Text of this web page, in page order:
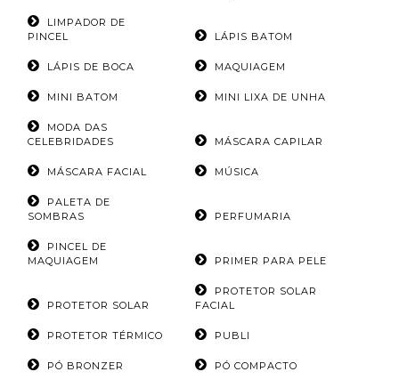
LIMPADOR DE
PINCEL
LÁPIS BATOM
LÁPIS DE BOCA MAQUIAGEM
MINI BATOM MINI LIXA DE UNHA
MODA DAS
CELEBRIDADES
MÁSCARA CAPILAR
MÁSCARA FACIAL MÚSICA
PALETA DE
SOMBRAS
PERFUMARIA
PINCEL DE
MAQUIAGEM
PRIMER PARA PELE
PROTETOR SOLAR
PROTETOR SOLAR
FACIAL
PROTETOR TÉRMICO PUBLI
PÓ BRONZER PÓ COMPACTO